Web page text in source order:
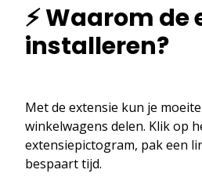
⚡ Waarom de
installeren?
Met de extensie kun je
winkelwagens delen. Klik op
extensiepictogram, pak een
bespaart tijd.